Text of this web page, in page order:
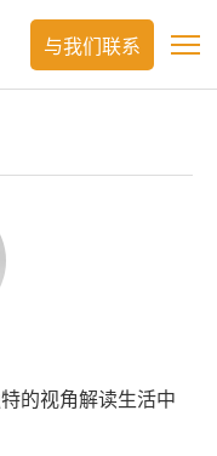
与我们联系
的视角解读生活中